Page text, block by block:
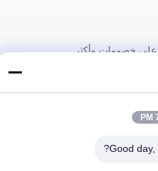
خصومات وأكثر.
Good